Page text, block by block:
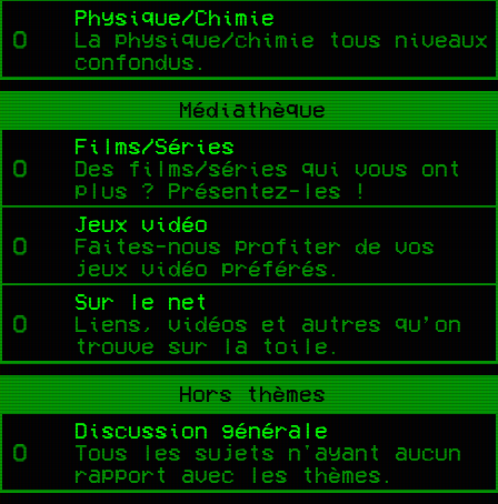
Physique/Chimie
La physique/chimie tous niveaux
confondus.
Médiathèque
Films/Séries
Des films/séries qui vous ont
plus ? Présentez-les !
Jeux vidéo
Faites-nous profiter de vos
jeux vidéo préférés.
Sur le net
Liens, vidéos et autres qu’on
trouve sur la toile.
Hors thèmes
Discussion générale
Tous les sujets n'ayant aucun
rapport avec les thèmes.